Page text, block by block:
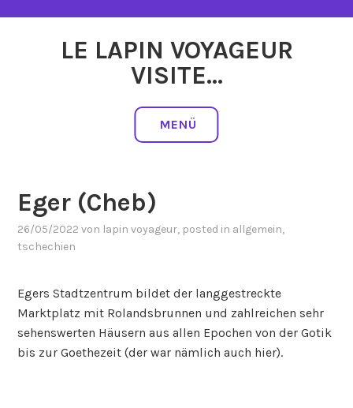
LE LAPIN VOYAGEUR
VISITE…
MENÜ
Eger (Cheb)
26/05/2022 von lapin voyageur, posted in allgemein,
tschechien
Egers Stadtzentrum bildet der langgestreckte
Marktplatz mit Rolandsbrunnen und zahlreichen sehr
sehenswerten Häusern aus allen Epochen von der Gotik
bis zur Goethezeit (der war nämlich auch hier).